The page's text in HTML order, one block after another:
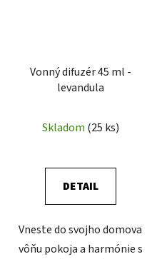
Vonný difuzér 45 ml -
levandula
Skladom (25 ks)
DETAIL
Vneste do svojho domova
vôňu pokoja a harmónie s